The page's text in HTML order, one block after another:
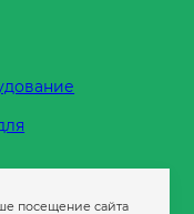
посещение сайта